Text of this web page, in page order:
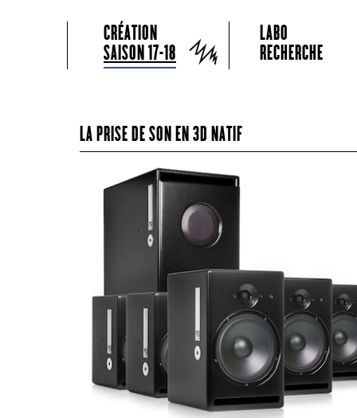
Grame
Menu principal
Aller au contenu principal
Aller au contenu secondaire
CRÉATION
SAISON 17-18
LABO
RECHERCHE
LA PRISE DE SON EN 3D NATIF